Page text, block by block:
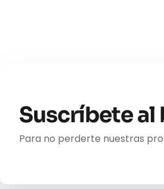
Suscríbete
Para no perderte nuestras